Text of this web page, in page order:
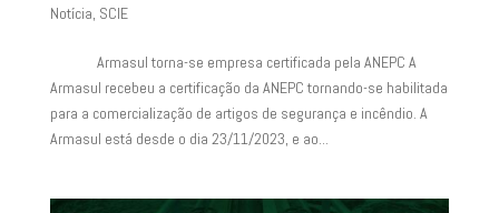
Notícia, SCIE
Armasul torna-se empresa certificada pela ANEPC A
Armasul recebeu a certificação da ANEPC tornando-se habilitada
para a comercialização de artigos de segurança e incêndio. A
Armasul está desde o dia 23/11/2023, e ao...